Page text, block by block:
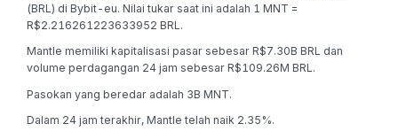
(BRL) di Bybit-eu. Nilai tukar saat ini adalah 1 MNT =
R$2.216261223633952 BRL.
Mantle memiliki kapitalisasi pasar sebesar R$7.30B BRL dan
volume perdagangan 24 jam sebesar R$109.26M BRL.
Pasokan yang beredar adalah 3B MNT.
Dalam 24 jam terakhir, Mantle telah naik 2.35%.